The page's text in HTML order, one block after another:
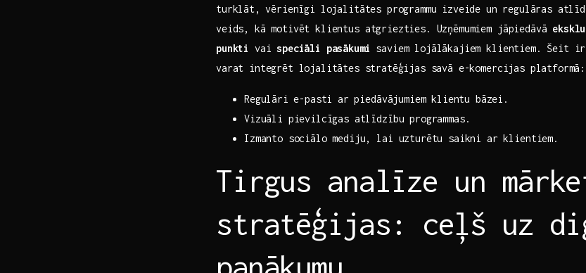
turklāt,⁢ vērienīgi lojalitātes programmu izveide un ⁣regulāras
veids, ‍kā motivēt klientus atgriezties. Uzņēmumiem jāpiedāvā
punkti vaispeciāli pasākumi saviem lojālākajiem klientiem. Šeit
varat integrēt lojalitātes⁤ stratēģijas savā e-komercijas ‍platformā:
Regulāri⁤ e-pasti ar ⁣piedāvājumiem klientu bāzei.
Vizuāli pievilcīgas atlīdzību programmas.
Izmanto sociālo mediju, lai uzturētu saikni ar klientiem.
Tirgus analīze un
stratēģijas: ceļš uz